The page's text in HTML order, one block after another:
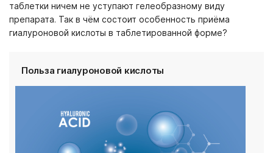
таблетки ничем не уступают гелеобразному виду
препарата. Так в чём состоит особенность приёма
гиалуроновой кислоты в таблетированной форме?
Польза гиалуроновой кислоты